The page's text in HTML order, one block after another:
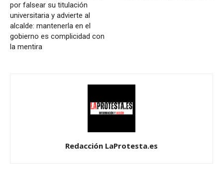
por falsear su titulación
universitaria y advierte al
alcalde: mantenerla en el
gobierno es complicidad con
la mentira
Redacción LaProtesta.es